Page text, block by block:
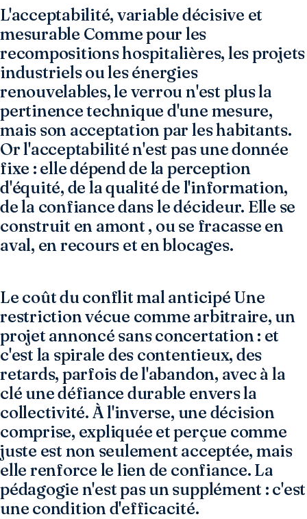
L'acceptabilité, variable décisive et
mesurable Comme pour les
recompositions hospitalières, les projets
industriels ou les énergies
renouvelables, le verrou n'est plus la
pertinence technique d'une mesure,
mais son acceptation par les habitants.
Or l'acceptabilité n'est pas une donnée
fixe : elle dépend de la perception
d'équité, de la qualité de l'information,
de la confiance dans le décideur. Elle se
construit en amont , ou se fracasse en
aval, en recours et en blocages.
Le coût du conflit mal anticipé Une
restriction vécue comme arbitraire, un
projet annoncé sans concertation : et
c'est la spirale des contentieux, des
retards, parfois de l'abandon, avec à la
clé une défiance durable envers la
collectivité. À l'inverse, une décision
comprise, expliquée et perçue comme
juste est non seulement acceptée, mais
elle renforce le lien de confiance. La
pédagogie n'est pas un supplément : c'est
une condition d'efficacité.